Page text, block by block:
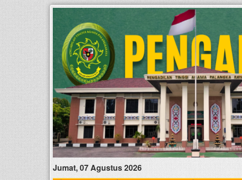
Jumat, 07 Agustus 2026